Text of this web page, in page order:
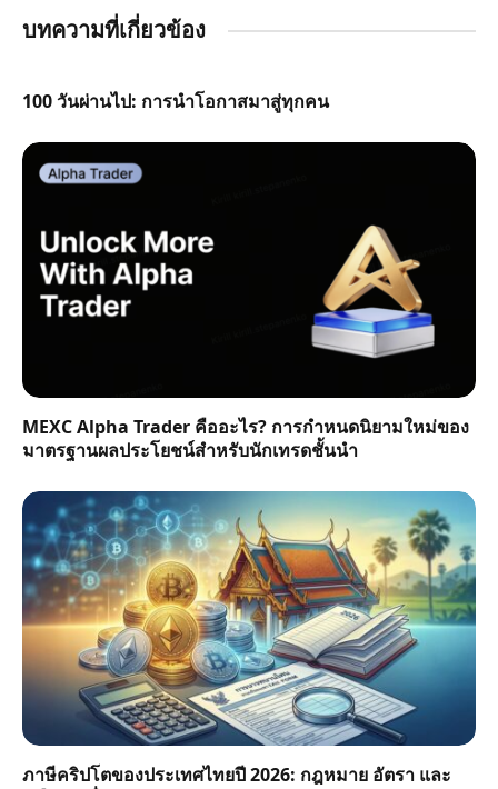
บทความที่เกี่ยวข้อง
100 วันผ่านไป: การนำโอกาสมาสู่ทุกคน
MEXC Alpha Trader คืออะไร? การกำหนดนิยามใหม่ของ
มาตรฐานผลประโยชน์สำหรับนักเทรดชั้นนำ
ภาษีคริปโตของประเทศไทยปี 2026: กฎหมาย อัตรา และ